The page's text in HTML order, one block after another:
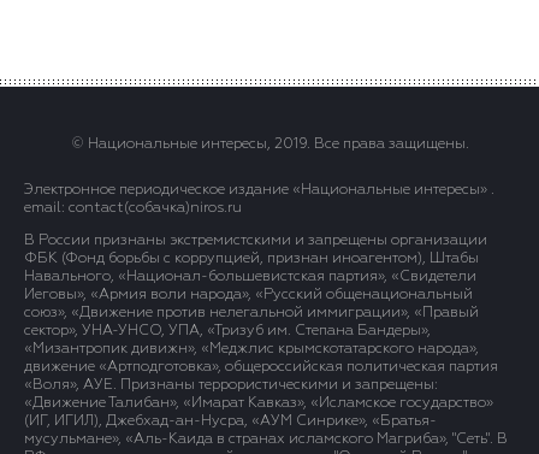
© Национальные интересы, 2019. Все права защищены.
Электронное периодическое издание «Национальные интересы» .
email: contact(сoбaчка)niros.ru
В России признаны экстремистскими и запрещены организации
ФБК (Фонд борьбы с коррупцией, признан иноагентом), Штабы
Навального, «Национал-большевистская партия», «Свидетели
Иеговы», «Армия воли народа», «Русский общенациональный
союз», «Движение против нелегальной иммиграции», «Правый
сектор», УНА-УНСО, УПА, «Тризуб им. Степана Бандеры»,
«Мизантропик дивижн», «Меджлис крымскотатарского народа»,
движение «Артподготовка», общероссийская политическая партия
«Воля», АУЕ. Признаны террористическими и запрещены:
«Движение Талибан», «Имарат Кавказ», «Исламское государство»
(ИГ, ИГИЛ), Джебхад-ан-Нусра, «АУМ Синрике», «Братья-
мусульмане», «Аль-Каида в странах исламского Магриба», "Сеть". В